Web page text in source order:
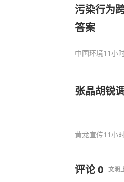
污染行为
答案
中国环境11小
张晶胡锐
黄龙宣传11小
评论0 文明